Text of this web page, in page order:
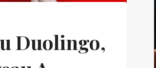
Duolingo,